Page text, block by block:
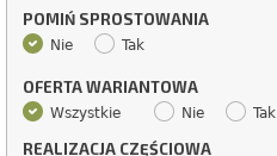
POMIŃ SPROSTOWANIA
Nie Tak
OFERTA WARIANTOWA
Wszystkie Nie Tak
REALIZACJA CZĘŚCIOWA